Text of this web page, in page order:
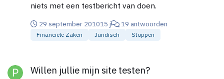
niets met een testbericht van doen.
29 september 201015 j 19 antwoorden
Financiële Zaken Juridisch Stoppen
Willen jullie mijn site testen?